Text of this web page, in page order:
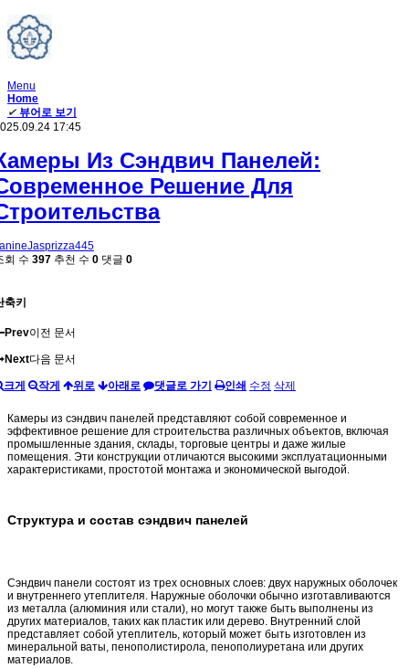
Menu
Home
✔ 뷰어로 보기
17:45
Из Сэндвич Панелей:
Решение Для
회 수 397 추천 수 0 댓글 0
축키
Prev이전 문서
Next다음 문서
크게 작게 위로 아래로 댓글로 가기 인쇄 수정 삭제
Камеры из сэндвич панелей представляют собой современное и
эффективное решение для строительства различных объектов, включая
промышленные здания, склады, торговые центры и даже жилые
помещения. Эти конструкции отличаются высокими эксплуатационными
характеристиками, простотой монтажа и экономической выгодой.
Структура и состав сэндвич панелей
Сэндвич панели состоят из трех основных слоев: двух наружных оболочек
и внутреннего утеплителя. Наружные оболочки обычно изготавливаются
из металла (алюминия или стали), но могут также быть выполнены из
других материалов, таких как пластик или дерево. Внутренний слой
представляет собой утеплитель, который может быть изготовлен из
минеральной ваты, пенополистирола, пенополиуретана или других
материалов.